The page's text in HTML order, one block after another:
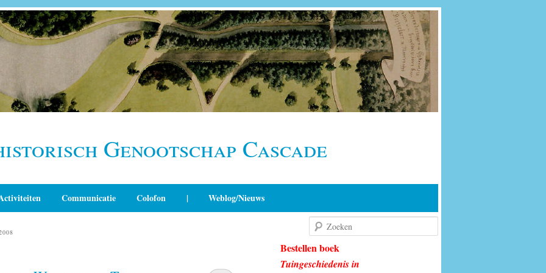
Genootschap Cascade
Communicatie Colofon | Weblog/Nieuws
Bestellen boek
Tuingeschiedenis in